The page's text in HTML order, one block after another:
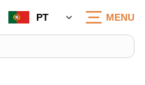
PT MENU